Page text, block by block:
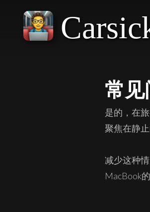
常见
是的，在
聚焦在静
减少这种
MacBook